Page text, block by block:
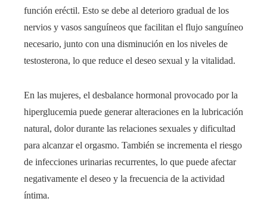
función eréctil. Esto se debe al deterioro gradual de los
nervios y vasos sanguíneos que facilitan el flujo sanguíneo
necesario, junto con una disminución en los niveles de
testosterona, lo que reduce el deseo sexual y la vitalidad.
En las mujeres, el desbalance hormonal provocado por la
hiperglucemia puede generar alteraciones en la lubricación
natural, dolor durante las relaciones sexuales y dificultad
para alcanzar el orgasmo. También se incrementa el riesgo
de infecciones urinarias recurrentes, lo que puede afectar
negativamente el deseo y la frecuencia de la actividad
íntima.